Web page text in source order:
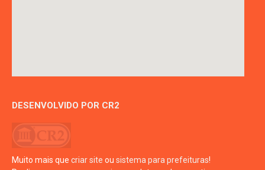
DESENVOLVIDO POR CR2
Muito mais que criar site ou sistema para prefeituras!